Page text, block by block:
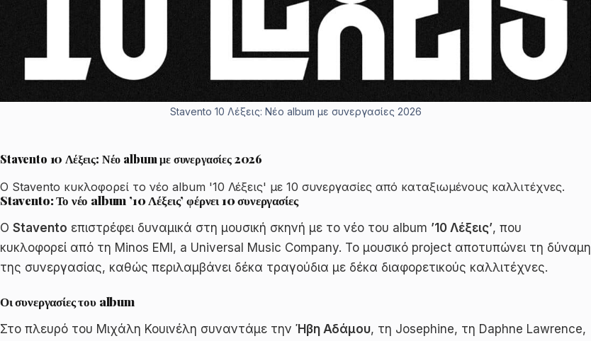
Stavento 10 Λέξεις: Νέο album με συνεργασίες 2026
Stavento 10 Λέξεις: Νέο album με συνεργασίες 2026
Ο Stavento κυκλοφορεί το νέο album '10 Λέξεις' με 10 συνεργασίες από καταξιωμένους καλλιτέχνες.
Stavento: Το νέο album ’10 Λέξεις’ φέρνει 10 συνεργασίες
Ο Stavento επιστρέφει δυναμικά στη μουσική σκηνή με το νέο του album ’10 Λέξεις’, που
κυκλοφορεί από τη Minos EMI, a Universal Music Company. Το μουσικό project αποτυπώνει τη δύναμη
της συνεργασίας, καθώς περιλαμβάνει δέκα τραγούδια με δέκα διαφορετικούς καλλιτέχνες.
Οι συνεργασίες του album
Στο πλευρό του Μιχάλη Κουινέλη συναντάμε την Ήβη Αδάμου, τη Josephine, τη Daphne Lawrence,